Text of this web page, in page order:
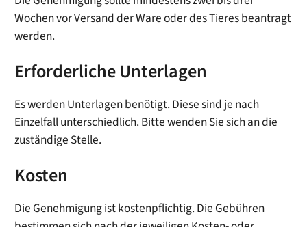
Wochen vor Versand der Ware oder des Tieres beantragt
werden.
Erforderliche Unterlagen
Es werden Unterlagen benötigt. Diese sind je nach
Einzelfall unterschiedlich. Bitte wenden Sie sich an die
zuständige Stelle.
Kosten
Die Genehmigung ist kostenpflichtig. Die Gebühren